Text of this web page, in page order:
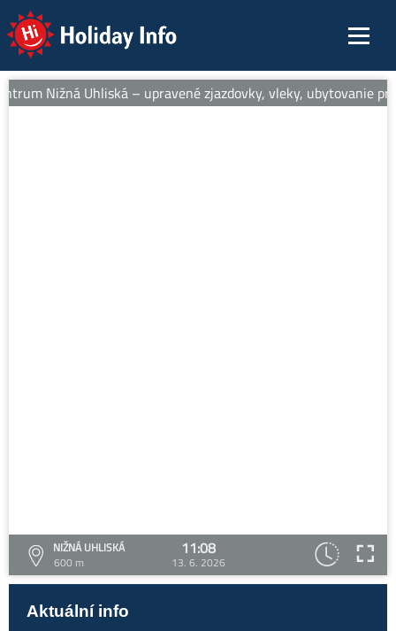
Holiday Info
Nižná Uhliská – upravené zjazdovky, vleky, ubytovanie
NIŽNÁ UHLISKÁ
600 m
11:08
13. 6. 2026
Aktuální info